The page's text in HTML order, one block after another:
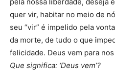
quer vir, habitar no meio de
seu “vir” é impelido pela
da morte, de tudo o que
felicidade. Deus vem para nos
Que significa: ‘Deus vem’?